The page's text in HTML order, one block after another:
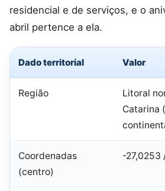
residencial e de serviços, e o
abril pertence a ela.
Dado territorial Valor
Região
Litoral
Catarina
Coordenadas
(centro)
-